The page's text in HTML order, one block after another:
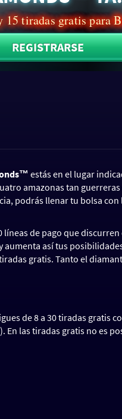
15 tiradas gratis para
REGISTRARSE
estás en el lugar
amazonas tan
podrás llenar tu bolsa
líneas de pago que
así tus
gratis. Tanto el
de 8 a 30 tiradas gratis
las tiradas gratis no es